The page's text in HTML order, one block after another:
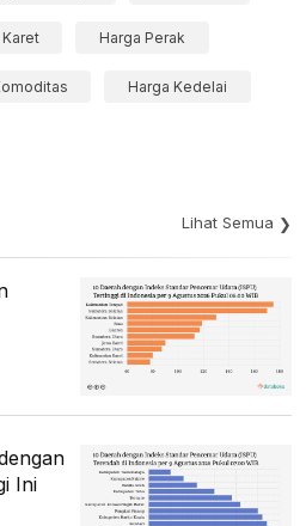
Harga Perak
Harga Kedelai
Lihat Semua
Ini